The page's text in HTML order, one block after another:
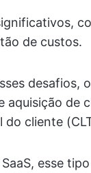
de custos.
desafios,
de
do cliente
esse